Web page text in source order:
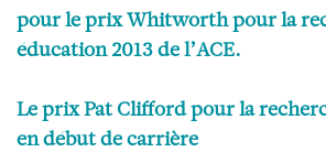
pour le prix Whitworth pour la
éducation 2013 de l’ACE.
Le prix Pat Clifford pour la
en début de carrière